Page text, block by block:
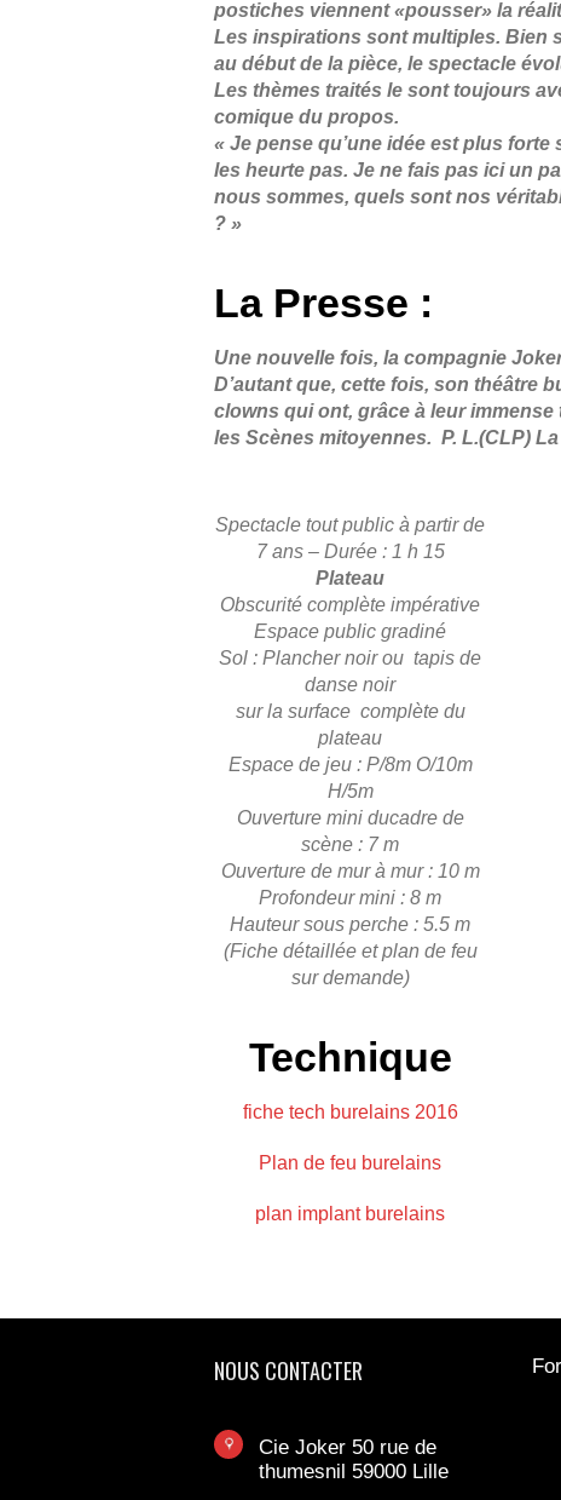
postiches viennent «pousser» la
Les inspirations sont multiples. Bien
au début de la pièce, le spectacle
Les thèmes traités le sont toujours
comique du propos.
« Je pense qu’une idée est plus
les heurte pas. Je ne fais pas ici un
nous sommes, quels sont nos
? »
La Presse :
Une nouvelle fois, la compagnie
D’autant que, cette fois, son théâtre
clowns qui ont, grâce à leur
les Scènes mitoyennes. P. L.(CLP)
Spectacle tout public à partir de
7 ans – Durée : 1 h 15
Plateau
Obscurité complète impérative
Espace public gradiné
Sol : Plancher noir ou tapis de
danse noir
sur la surface complète du
plateau
Espace de jeu : P/8m O/10m
H/5m
Ouverture mini ducadre de
scène : 7 m
Ouverture de mur à mur : 10 m
Profondeur mini : 8 m
Hauteur sous perche : 5.5 m
(Fiche détaillée et plan de feu
sur demande)
Technique
fiche tech burelains 2016
Plan de feu burelains
plan implant burelains
NOUS CONTACTER
Cie Joker 50 rue de
thumesnil 59000 Lille